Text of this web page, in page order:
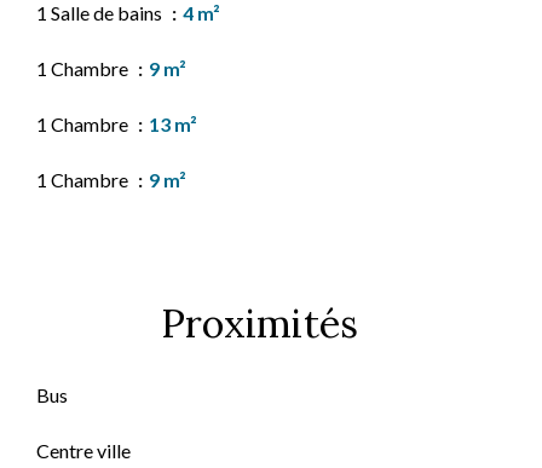
1 Salle de bains 4 m²
1 Chambre 9 m²
1 Chambre 13 m²
1 Chambre 9 m²
Proximités
Bus
Centre ville